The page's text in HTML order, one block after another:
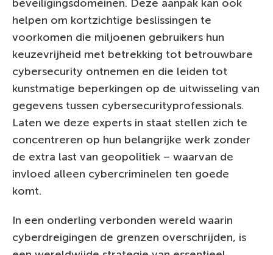
beveiligingsdomeinen. Deze aanpak kan ook
helpen om kortzichtige beslissingen te
voorkomen die miljoenen gebruikers hun
keuzevrijheid met betrekking tot betrouwbare
cybersecurity ontnemen en die leiden tot
kunstmatige beperkingen op de uitwisseling van
gegevens tussen cybersecurityprofessionals.
Laten we deze experts in staat stellen zich te
concentreren op hun belangrijke werk zonder
de extra last van geopolitiek – waarvan de
invloed alleen cybercriminelen ten goede
komt.
In een onderling verbonden wereld waarin
cyberdreigingen de grenzen overschrijden, is